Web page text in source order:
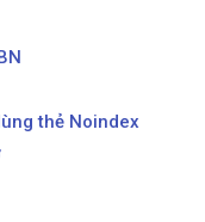
thẻ Noindex